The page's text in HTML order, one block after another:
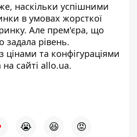
наскільки успішними
в умовах жорсткої
Але прем'єра, що
задала рівень.
та конфігураціями
сайті allo.ua.
😭 😆 😡